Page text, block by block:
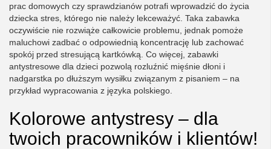
prac domowych czy sprawdzianów potrafi wprowadzić do życia
dziecka stres, którego nie należy lekceważyć. Taka zabawka
oczywiście nie rozwiąże całkowicie problemu, jednak pomoże
maluchowi zadbać o odpowiednią koncentrację lub zachować
spokój przed stresującą kartkówką. Co więcej, zabawki
antystresowe dla dzieci pozwolą rozluźnić mięśnie dłoni i
nadgarstka po dłuższym wysiłku związanym z pisaniem – na
przykład wypracowania z języka polskiego.
Kolorowe antystresy – dla
twoich pracowników i klientów!